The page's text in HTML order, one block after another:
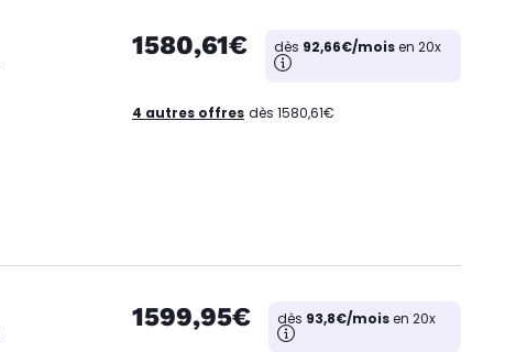
1580,61€ dès 92,66€/moisen 20x
4 autres offres dès 1580,61€
1599,95€ dès 93,8€/moisen 20x